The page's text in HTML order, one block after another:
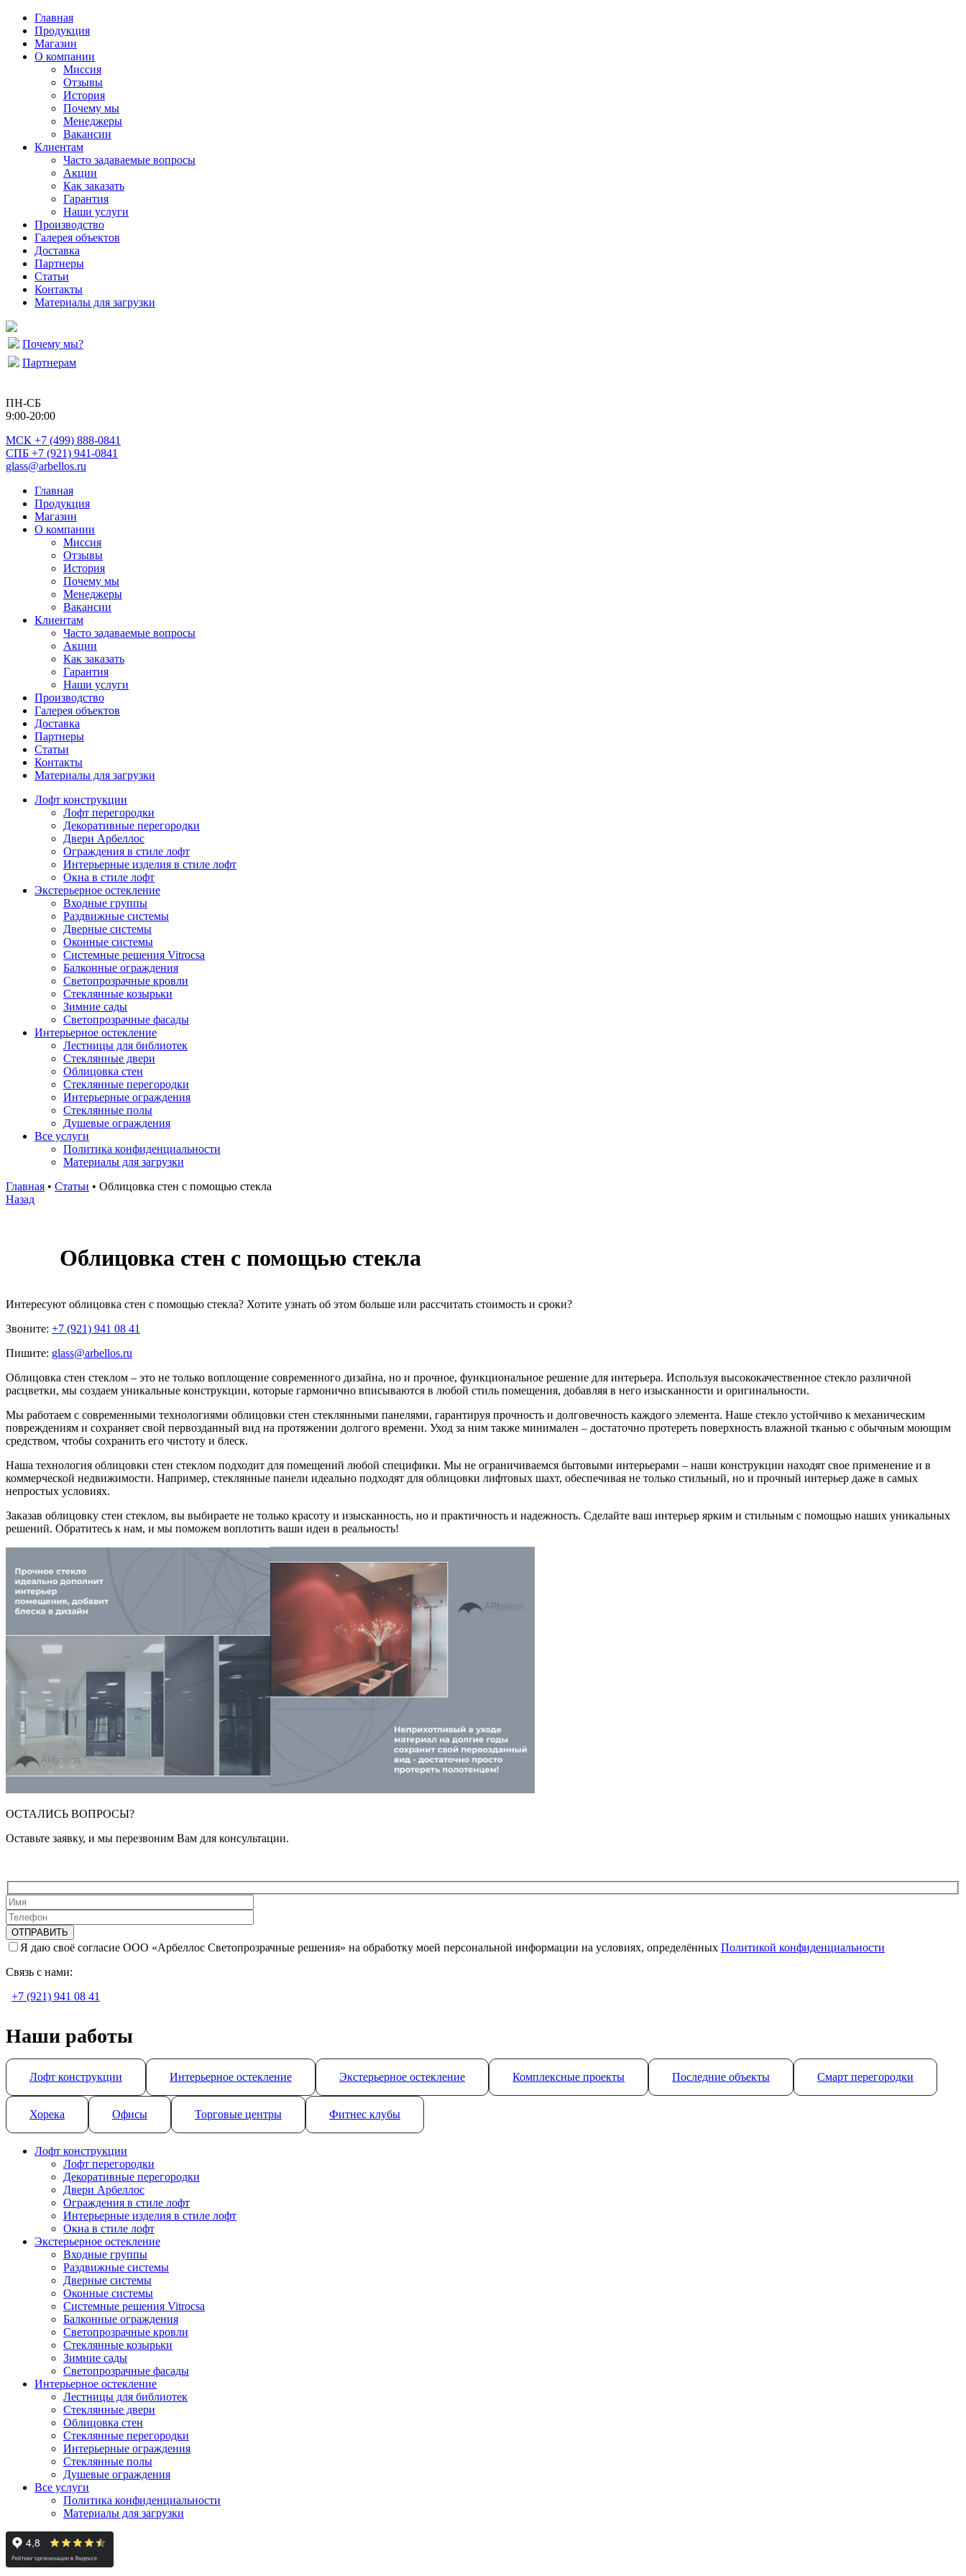
Главная
Продукция
Магазин
О компании
Миссия
Отзывы
История
Почему мы
Менеджеры
Вакансии
Клиентам
Часто задаваемые вопросы
Акции
Как заказать
Гарантия
Наши услуги
Производство
Галерея объектов
Доставка
Партнеры
Статьи
Контакты
Материалы для загрузки
Почему мы?
Партнерам
ПН-СБ
9:00-20:00
МСК +7 (499) 888-0841
СПБ +7 (921) 941-0841
glass@arbellos.ru
Главная
Продукция
Магазин
О компании
Миссия
Отзывы
История
Почему мы
Менеджеры
Вакансии
Клиентам
Часто задаваемые вопросы
Акции
Как заказать
Гарантия
Наши услуги
Производство
Галерея объектов
Доставка
Партнеры
Статьи
Контакты
Материалы для загрузки
Лофт конструкции
Лофт перегородки
Декоративные перегородки
Двери Арбеллос
Ограждения в стиле лофт
Интерьерные изделия в стиле лофт
Окна в стиле лофт
Экстерьерное остекление
Входные группы
Раздвижные системы
Дверные системы
Оконные системы
Системные решения Vitrocsa
Балконные ограждения
Светопрозрачные кровли
Стеклянные козырьки
Зимние сады
Светопрозрачные фасады
Интерьерное остекление
Лестницы для библиотек
Стеклянные двери
Облицовка стен
Стеклянные перегородки
Интерьерные ограждения
Стеклянные полы
Душевые ограждения
Все услуги
Политика конфиденциальности
Материалы для загрузки
Главная • Статьи • Облицовка стен с помощью стекла
Назад
Облицовка стен с помощью стекла
Интересуют облицовка стен с помощью стекла? Хотите узнать об этом больше или рассчитать стоимость и сроки?
Звоните: +7 (921) 941 08 41
Пишите: glass@arbellos.ru
Облицовка стен стеклом – это не только воплощение современного дизайна, но и прочное, функциональное решение для интерьера. Используя высококачественное стекло различной
расцветки, мы создаем уникальные конструкции, которые гармонично вписываются в любой стиль помещения, добавляя в него изысканности и оригинальности.
Мы работаем с современными технологиями облицовки стен стеклянными панелями, гарантируя прочность и долговечность каждого элемента. Наше стекло устойчиво к механическим
повреждениям и сохраняет свой первозданный вид на протяжении долгого времени. Уход за ним также минимален – достаточно протереть поверхность влажной тканью с обычным моющим
средством, чтобы сохранить его чистоту и блеск.
Наша технология облицовки стен стеклом подходит для помещений любой специфики. Мы не ограничиваемся бытовыми интерьерами – наши конструкции находят свое применение и в
коммерческой недвижимости. Например, стеклянные панели идеально подходят для облицовки лифтовых шахт, обеспечивая не только стильный, но и прочный интерьер даже в самых
непростых условиях.
Заказав облицовку стен стеклом, вы выбираете не только красоту и изысканность, но и практичность и надежность. Сделайте ваш интерьер ярким и стильным с помощью наших уникальных
решений. Обратитесь к нам, и мы поможем воплотить ваши идеи в реальность!
ОСТАЛИСЬ ВОПРОСЫ?
Оставьте заявку, и мы перезвоним Вам для консультации.
Я даю своё согласие ООО «Арбеллос Светопрозрачные решения» на обработку моей персональной информации на условиях, определённых Политикой конфиденциальности
Связь с нами:
+7 (921) 941 08 41
Наши работы
Лофт конструкции Интерьерное остекление Экстерьерное остекление Комплексные проекты Последние объекты Смарт перегородки
Хорека Офисы Торговые центры Фитнес клубы
Лофт конструкции
Лофт перегородки
Декоративные перегородки
Двери Арбеллос
Ограждения в стиле лофт
Интерьерные изделия в стиле лофт
Окна в стиле лофт
Экстерьерное остекление
Входные группы
Раздвижные системы
Дверные системы
Оконные системы
Системные решения Vitrocsa
Балконные ограждения
Светопрозрачные кровли
Стеклянные козырьки
Зимние сады
Светопрозрачные фасады
Интерьерное остекление
Лестницы для библиотек
Стеклянные двери
Облицовка стен
Стеклянные перегородки
Интерьерные ограждения
Стеклянные полы
Душевые ограждения
Все услуги
Политика конфиденциальности
Материалы для загрузки